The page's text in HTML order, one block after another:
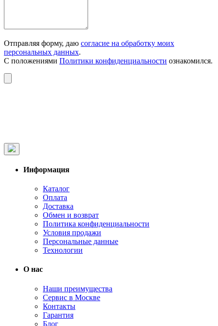
Отправляя форму, даю согласие на обработку моих
персональных данных.
С положениями Политики конфиденциальности ознакомился.
Информация
Каталог
Оплата
Доставка
Обмен и возврат
Политика конфиденциальности
Условия продажи
Персональные данные
Технологии
О нас
Наши преимущества
Сервис в Москве
Контакты
Гарантия
Блог